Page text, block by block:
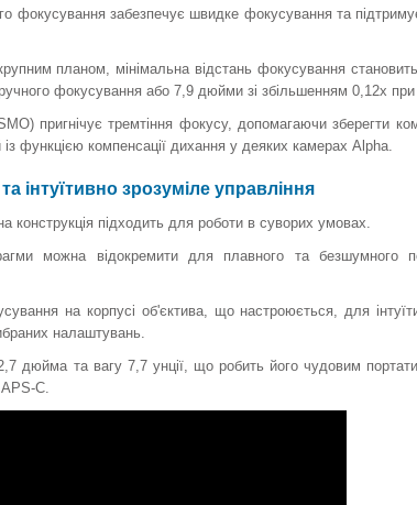
фокусування забезпечує швидке фокусування та
планом, мінімальна відстань фокусування
фокусування або 7,9 дюйми зі збільшенням 0,12x
пригнічує тремтіння фокусу, допомагаючи зберегти
із функцією компенсації дихання у деяких камерах Alpha.
інтуїтивно зрозуміле управління
конструкція підходить для роботи в суворих умовах.
можна відокремити для плавного та
на корпусі об'єктива, що настроюється, для
налаштувань.
дюйма та вагу 7,7 унції, що робить його чудовим
C.